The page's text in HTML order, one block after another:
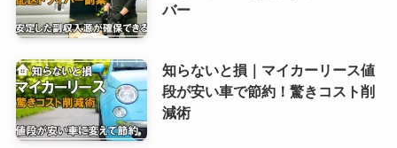
バー
知らないと損｜マイカーリース値
段が安い車で節約！驚きコスト削
減術